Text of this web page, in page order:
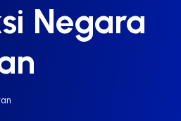
Negara